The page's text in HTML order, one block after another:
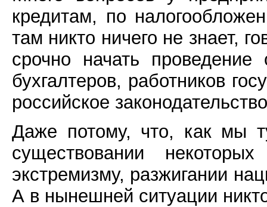
кредитам, по
там никто ничего не знает,
срочно начать
бухгалтеров, работников
российское
Даже потому, что, как мы
существовании
экстремизму, разжигании
А в нынешней ситуации